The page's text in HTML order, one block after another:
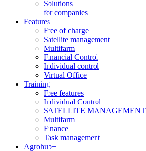
Solutions
for companies
Features
Free of charge
Satellite management
Multifarm
Financial Control
Individual control
Virtual Office
Training
Free features
Individual Control
SATELLITE MANAGEMENT
Multifarm
Finance
Task management
Agrohub+